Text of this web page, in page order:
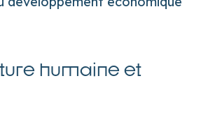
humaine et